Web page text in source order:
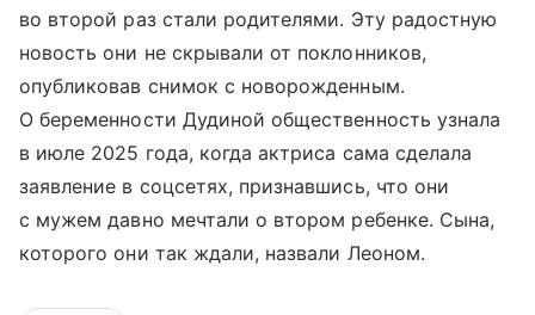
во второй раз стали родителями. Эту радостную
новость они не скрывали от поклонников,
опубликовав снимок с новорожденным.
О беременности Дудиной общественность узнала
в июле 2025 года, когда актриса сама сделала
заявление в соцсетях, признавшись, что они
с мужем давно мечтали о втором ребенке. Сына,
которого они так ждали, назвали Леоном.